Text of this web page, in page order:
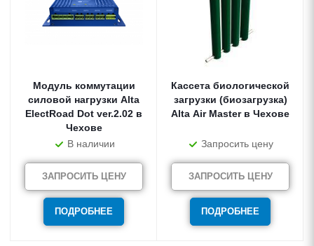
Модуль коммутации
силовой нагрузки Alta
ElectRoad Dot ver.2.02 в
Чехове
В наличии
ЗАПРОСИТЬ ЦЕНУ
ПОДРОБНЕЕ
Кассета биологической
загрузки (биозагрузка)
Alta Air Master в Чехове
Запросить цену
ЗАПРОСИТЬ ЦЕНУ
ПОДРОБНЕЕ